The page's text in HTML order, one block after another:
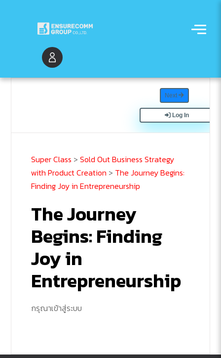
Next
Log In
Super Class >Sold Out Business Strategy
with Product Creation > The Journey Begins:
Finding Joy in Entrepreneurship
The Journey
Begins: Finding
Joy in
Entrepreneurship
กรุณาเข้าสู่ระบบ